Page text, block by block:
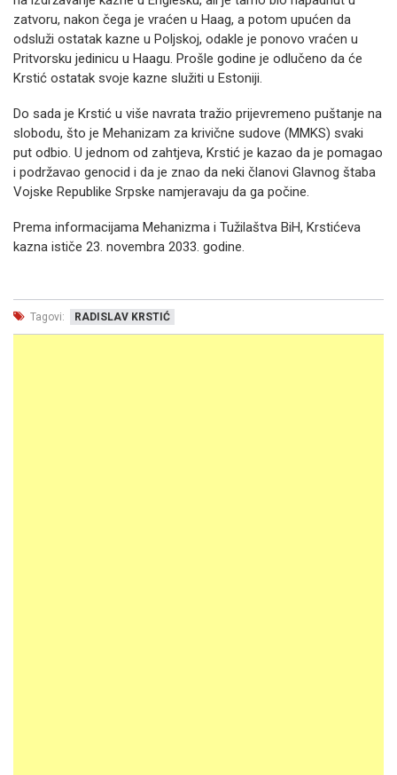
zatvoru, nakon čega je vraćen u Haag, a potom upućen da
odsluži ostatak kazne u Poljskoj, odakle je ponovo vraćen u
Pritvorsku jedinicu u Haagu. Prošle godine je odlučeno da će
Krstić ostatak svoje kazne služiti u Estoniji.
Do sada je Krstić u više navrata tražio prijevremeno puštanje na
slobodu, što je Mehanizam za krivične sudove (MMKS) svaki
put odbio. U jednom od zahtjeva, Krstić je kazao da je pomagao
i podržavao genocid i da je znao da neki članovi Glavnog štaba
Vojske Republike Srpske namjeravaju da ga počine.
Prema informacijama Mehanizma i Tužilaštva BiH, Krstićeva
kazna ističe 23. novembra 2033. godine.
Tagovi: RADISLAV KRSTIĆ